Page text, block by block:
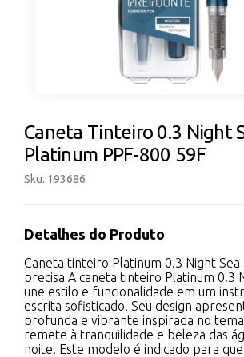
Caneta Tinteiro 0.3 Night
Platinum PPF-800 59F
Sku. 193686
Detalhes do Produto
Caneta tinteiro Platinum 0.3 Night Sea
precisa A caneta tinteiro Platinum 0.3
une estilo e funcionalidade em um
escrita sofisticado. Seu design
profunda e vibrante inspirada no
remete à tranquilidade e beleza das
noite. Este modelo é indicado para